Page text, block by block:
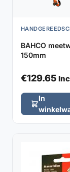
BAHCO
150mm
€129.65
In